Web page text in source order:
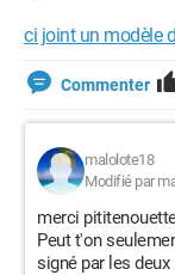
ci joint un modèle
Commenter
malolote18
Modifié par
merci
Peut t'on
signé par les deux